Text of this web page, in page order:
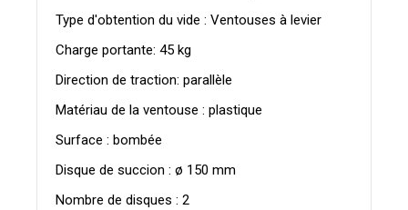
Type d'obtention du vide : Ventouses à levier
Charge portante: 45 kg
Direction de traction: parallèle
Matériau de la ventouse : plastique
Surface : bombée
Disque de succion : ø 150 mm
Nombre de disques : 2